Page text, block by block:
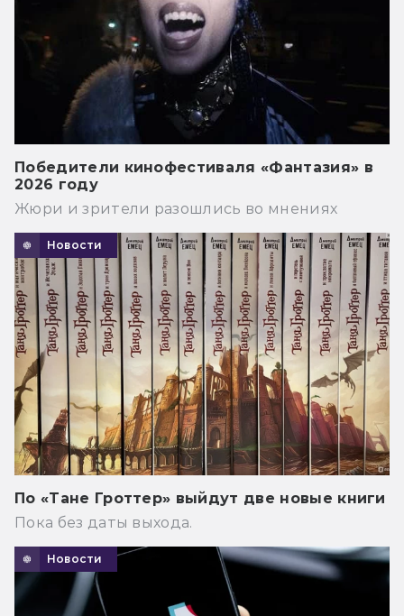
Победители кинофестиваля «Фантазия» в
2026 году
Жюри и зрители разошлись во мнениях
Новости
По «Тане Гроттер» выйдут две новые книги
Пока без даты выхода.
Новости